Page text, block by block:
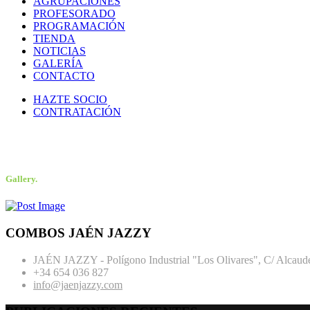
PROFESORADO
PROGRAMACIÓN
TIENDA
NOTICIAS
GALERÍA
CONTACTO
HAZTE SOCIO
CONTRATACIÓN
Gallery.
COMBOS JAÉN JAZZY
JAÉN JAZZY - Polígono Industrial "Los Olivares", C/
+34 654 036 827
info@jaenjazzy.com